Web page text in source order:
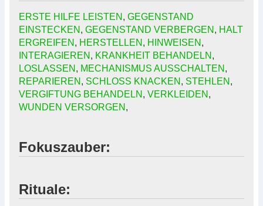
ERSTE HILFE LEISTEN , GEGENSTAND
EINSTECKEN , GEGENSTAND VERBERGEN , HALT
ERGREIFEN , HERSTELLEN , HINWEISEN ,
INTERAGIEREN , KRANKHEIT BEHANDELN ,
LOSLASSEN , MECHANISMUS AUSSCHALTEN ,
REPARIEREN , SCHLOSS KNACKEN , STEHLEN ,
VERGIFTUNG BEHANDELN , VERKLEIDEN ,
WUNDEN VERSORGEN ,
Fokuszauber:
Rituale: